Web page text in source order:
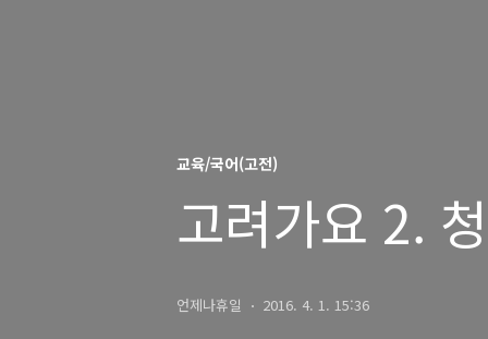
교육/국어(고전)
고려가요 2.
언제나휴일 2016. 4. 1. 15:36